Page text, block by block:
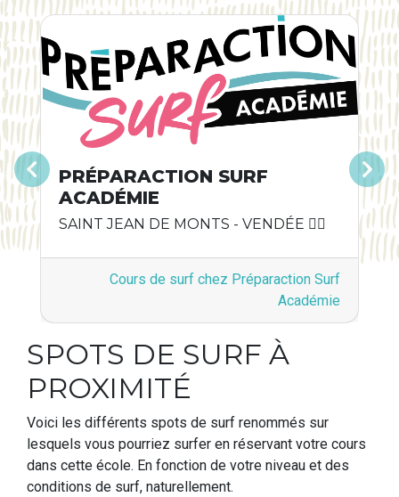
PRÉPARACTION SURF
ACADÉMIE
SAINT JEAN DE MONTS - VENDÉE 🏄‍♀️
Cours de surf chez Préparaction Surf
Académie
Précédent Suivant
SPOTS DE SURF À
PROXIMITÉ
Voici les différents spots de surf renommés sur
lesquels vous pourriez surfer en réservant votre cours
dans cette école. En fonction de votre niveau et des
conditions de surf, naturellement.